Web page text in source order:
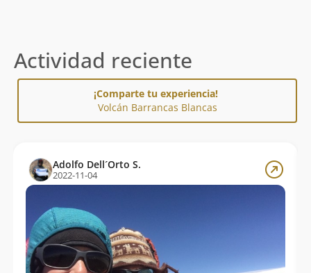
Actividad reciente
¡Comparte tu experiencia!
Volcán Barrancas Blancas
Adolfo Dell´Orto S.
2022-11-04